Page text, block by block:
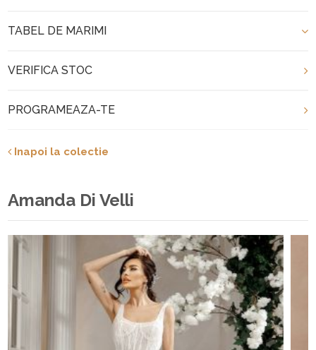
TABEL DE MARIMI
VERIFICA STOC
PROGRAMEAZA-TE
Inapoi la colectie
Amanda Di Velli